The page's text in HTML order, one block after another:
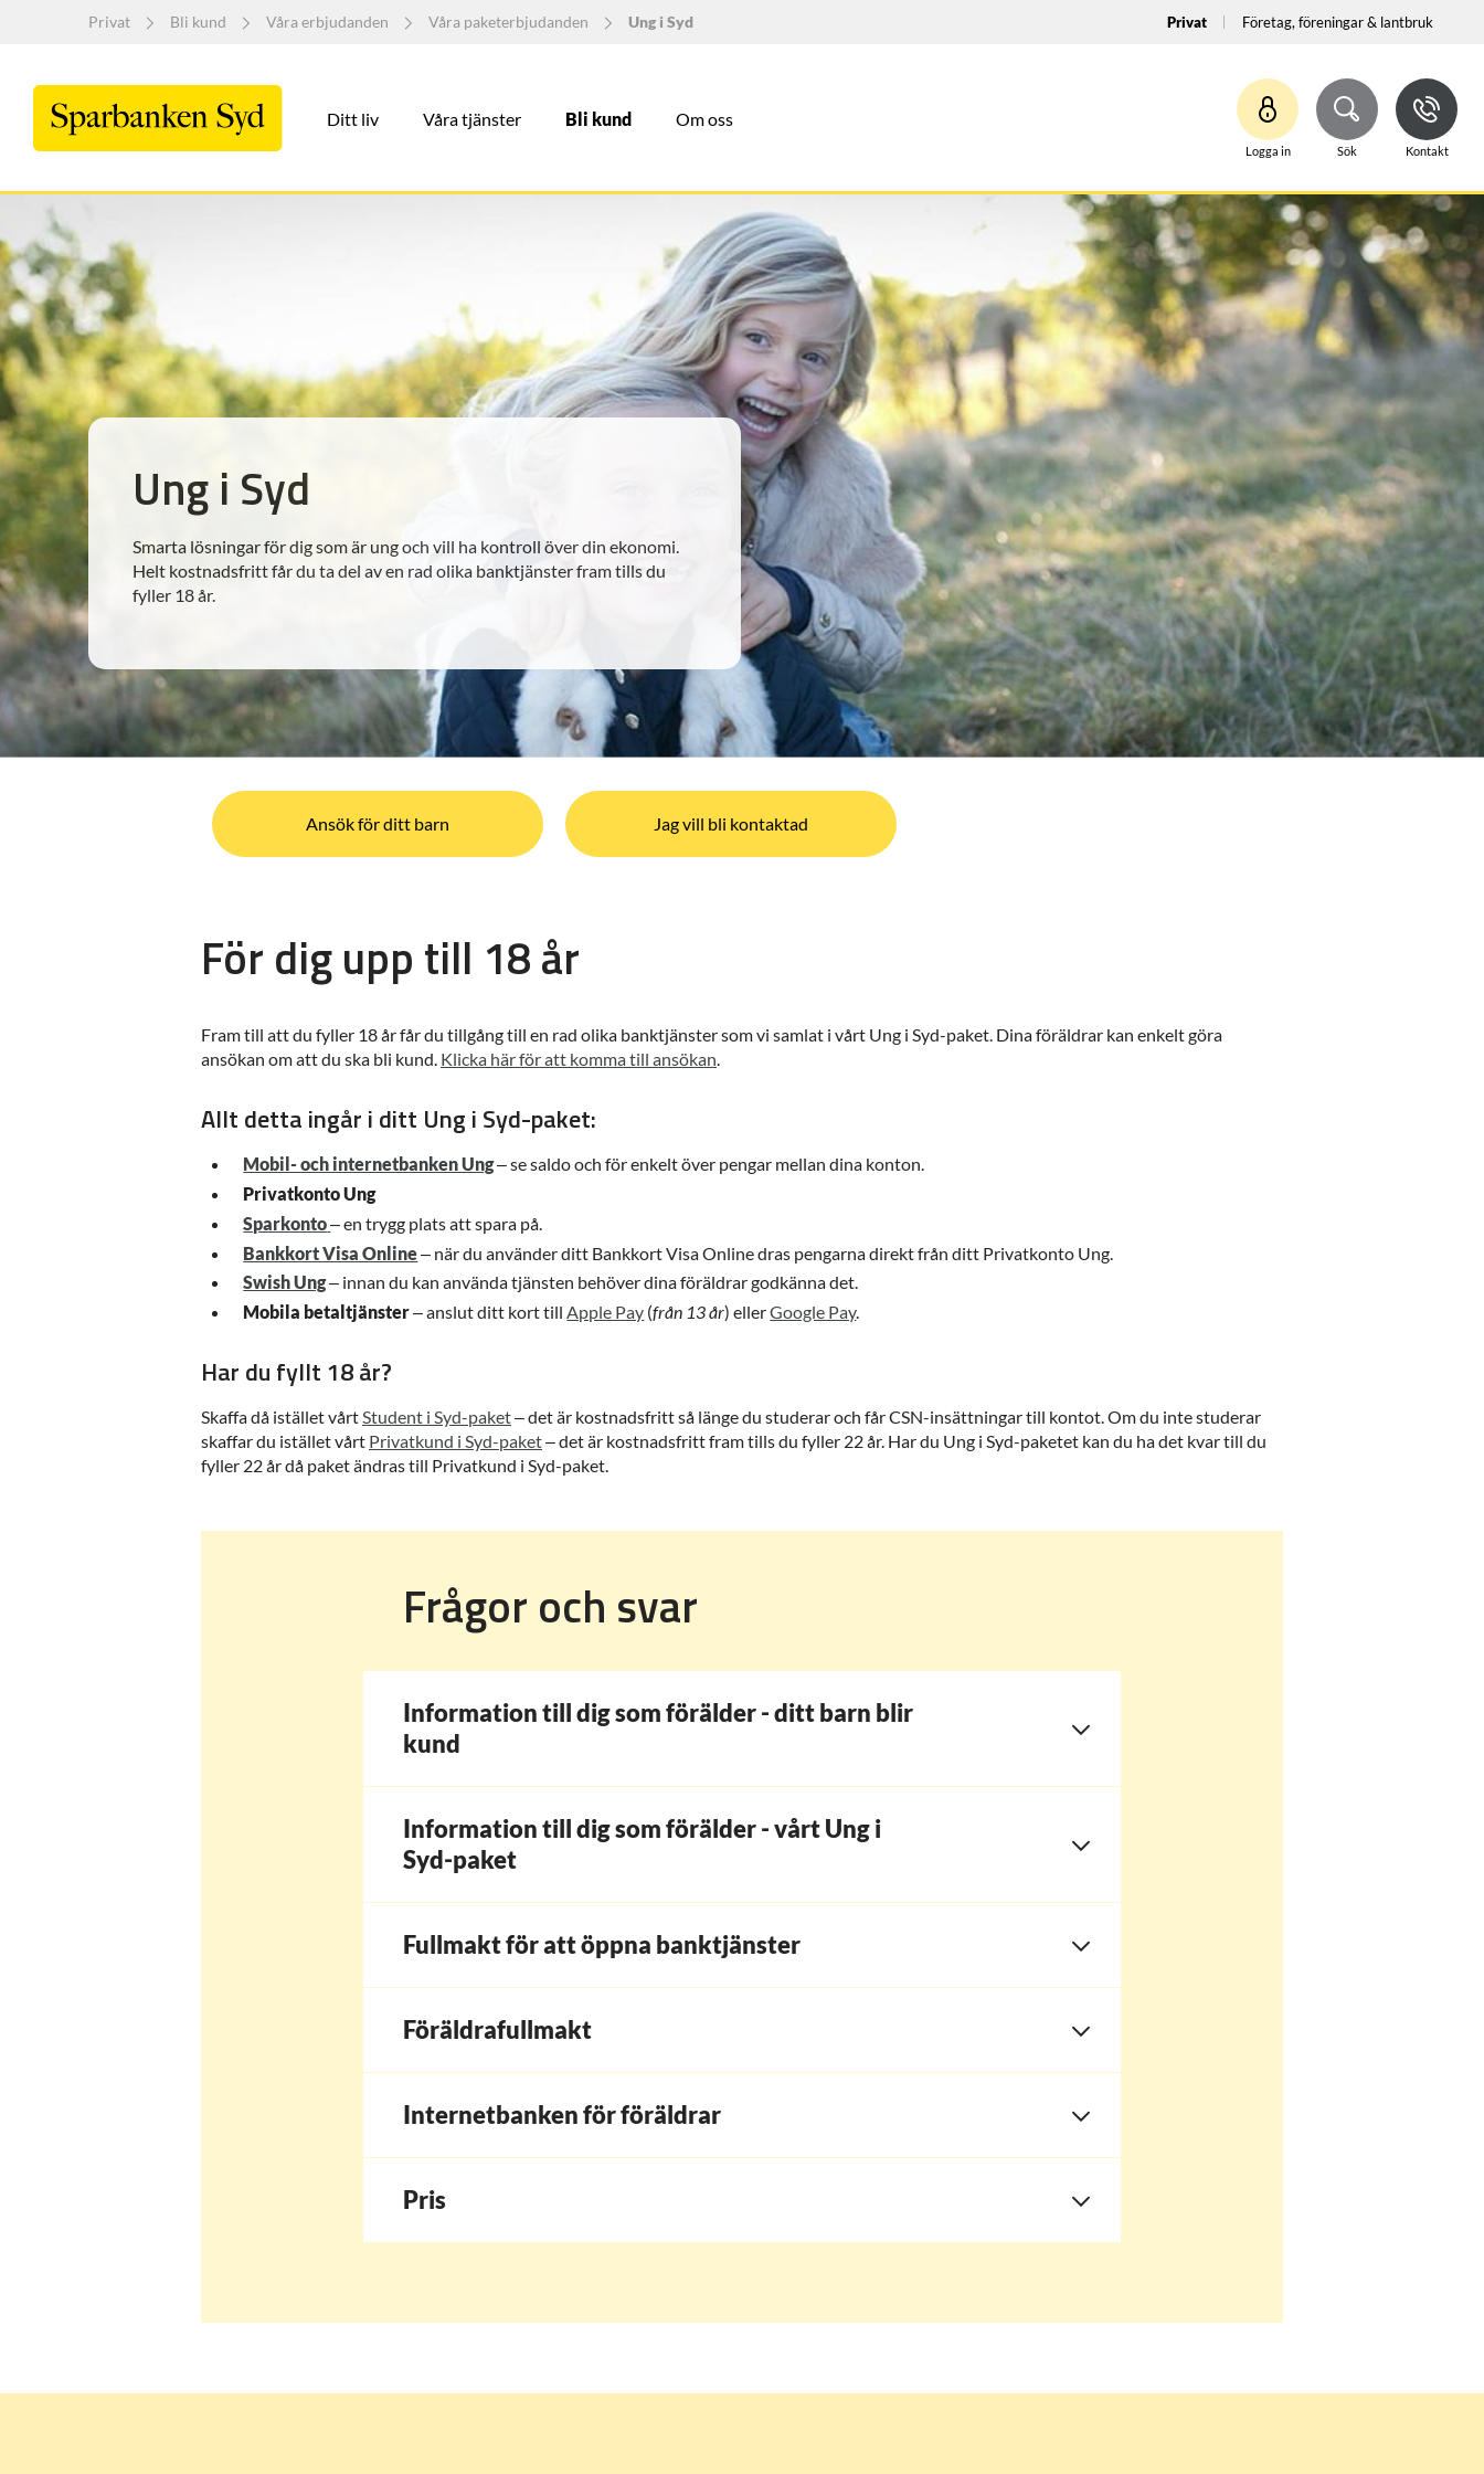
Privat Bli kund Våra erbjudanden Våra paketerbjudanden Ung i Syd Privat Företag, föreningar & lantbruk
Ditt liv Våra tjänster Bli kund Om oss
Logga in Sök Kontakt
Ung i Syd
Smarta lösningar för dig som är ung och vill ha kontroll över din ekonomi.
Helt kostnadsfritt får du ta del av en rad olika banktjänster fram tills du
fyller 18 år.
Ansök för ditt barn Jag vill bli kontaktad
För dig upp till 18 år
Fram till att du fyller 18 år får du tillgång till en rad olika banktjänster som vi samlat i vårt Ung i Syd-paket. Dina föräldrar kan enkelt göra
ansökan om att du ska bli kund. Klicka här för att komma till ansökan.
Allt detta ingår i ditt Ung i Syd-paket:
Mobil- och internetbanken Ung– se saldo och för enkelt över pengar mellan dina konton.
Privatkonto Ung
Sparkonto– en trygg plats att spara på.
Bankkort Visa Online– när du använder ditt Bankkort Visa Online dras pengarna direkt från ditt Privatkonto Ung.
Swish Ung– innan du kan använda tjänsten behöver dina föräldrar godkänna det.
Mobila betaltjänster– anslut ditt kort tillApple Pay (från 13 år) ellerGoogle Pay.
Har du fyllt 18 år?
Skaffa då istället vårtStudent i Syd-paket– det är kostnadsfritt så länge du studerar och får CSN-insättningar till kontot. Om du inte studerar
skaffar du istället vårt Privatkund i Syd-paket– det är kostnadsfritt fram tills du fyller 22 år. Har du Ung i Syd-paketet kan du ha det kvar till du
fyller 22 år då paket ändras till Privatkund i Syd-paket.
Frågor och svar
Information till dig som förälder - ditt barn blir
kund
Information till dig som förälder - vårt Ung i
Syd-paket
Fullmakt för att öppna banktjänster
Föräldrafullmakt
Internetbanken för föräldrar
Pris